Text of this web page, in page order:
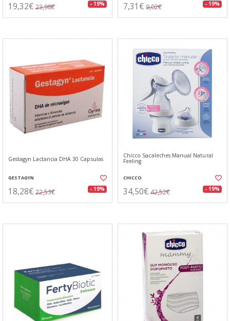
19,32€ 23,98€ - 19% 7,31€ 9,02€ - 19%
Gestagyn Lactancia DHA 30 Capsulas
GESTAGYN
18,28€ 22,53€ - 19%
Chicco Sacaleches Manual Natural
Feeling
CHICCO
34,50€ 42,52€ - 19%